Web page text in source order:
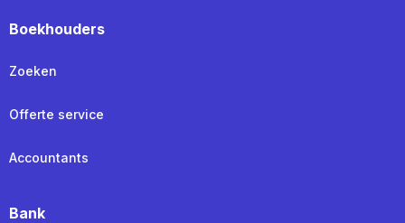
Boekhouders
Zoeken
Offerte service
Accountants
Bank